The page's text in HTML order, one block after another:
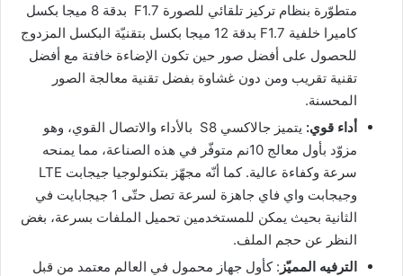
متطوّرة بنظام تركيز تلقائي للصورة F1.7 بدقة 8 ميجا بكسل
كاميرا خلفية F1.7 بدقة 12 ميجا بكسل بتقنيّة البكسل المزدوج
للحصول على أفضل صور حين تكون الإضاءة خافتة مع أفضل
تقنية تقريب ومن دون غشاوة بفضل تقنية معالجة الصور
المحسنة.
أداء قوي:
يتميز جالاكسي S8 بالأداء والاتصال القوي، وهو
مزوّد بأول معالج 10نم متوفّر في هذه الصناعة، مما يمنحه
سرعة وكفاءة عالية. كما أنّه مجهّز بتكنولوجيا جيجابت LTE
وجيجابت واي فاي جاهزة لسرعة تصل حتّى 1 جيجابايت في
الثانية بحيث يمكن للمستخدمين تحميل الملفات بسرعة، بغض
النظر عن حجم الملف.
الترفيه المميّز : كأول جهاز محمول في العالم معتمد من قبل